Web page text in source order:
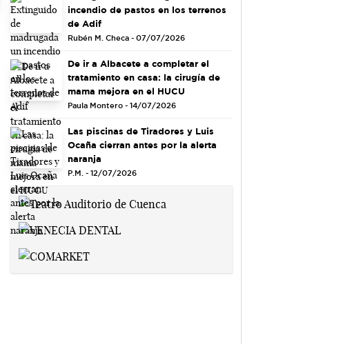
incendio de pastos en los terrenos
de Adif
Rubén M. Checa - 07/07/2026
De ir a Albacete a completar el
tratamiento en casa: la cirugía de
mama mejora en el HUCU
Paula Montero - 14/07/2026
Las piscinas de Tiradores y Luis
Ocaña cierran antes por la alerta
naranja
P.M. - 12/07/2026